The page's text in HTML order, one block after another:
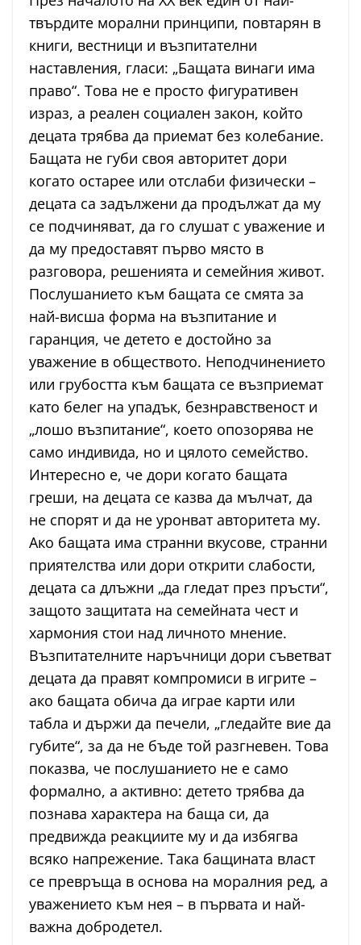
твърдите морални принципи, повтарян в
книги, вестници и възпитателни
наставления, гласи: „Бащата винаги има
право“. Това не е просто фигуративен
израз, а реален социален закон, който
децата трябва да приемат без колебание.
Бащата не губи своя авторитет дори
когато остарее или отслаби физически –
децата са задължени да продължат да му
се подчиняват, да го слушат с уважение и
да му предоставят първо място в
разговора, решенията и семейния живот.
Послушанието към бащата се смята за
най-висша форма на възпитание и
гаранция, че детето е достойно за
уважение в обществото. Неподчинението
или грубостта към бащата се възприемат
като белег на упадък, безнравственост и
„лошо възпитание“, което опозорява не
само индивида, но и цялото семейство.
Интересно е, че дори когато бащата
греши, на децата се казва да мълчат, да
не спорят и да не уронват авторитета му.
Ако бащата има странни вкусове, странни
приятелства или дори открити слабости,
децата са длъжни „да гледат през пръсти“,
защото защитата на семейната чест и
хармония стои над личното мнение.
Възпитателните наръчници дори съветват
децата да правят компромиси в игрите –
ако бащата обича да играе карти или
табла и държи да печели, „гледайте вие да
губите“, за да не бъде той разгневен. Това
показва, че послушанието не е само
формално, а активно: детето трябва да
познава характера на баща си, да
предвижда реакциите му и да избягва
всяко напрежение. Така бащината власт
се превръща в основа на моралния ред, а
уважението към нея – в първата и най-
важна добродетел.